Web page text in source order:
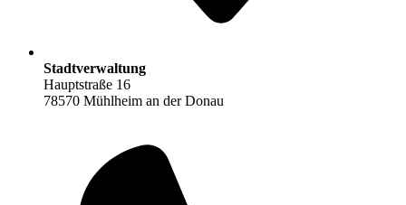
Stadtverwaltung
Hauptstraße 16
78570 Mühlheim an der Donau